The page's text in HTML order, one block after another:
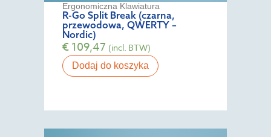
Ergonomiczna Klawiatura
R-Go Split Break (czarna,
przewodowa, QWERTY –
Nordic)
€109,47 (incl. BTW)
Dodaj do koszyka